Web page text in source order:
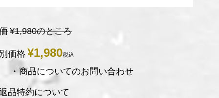
¥1,980のところ
価格 ¥1,980税込
・商品についてのお問い合わせ
品特約について